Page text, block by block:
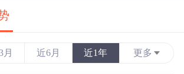
月 近6月 近1年 更多